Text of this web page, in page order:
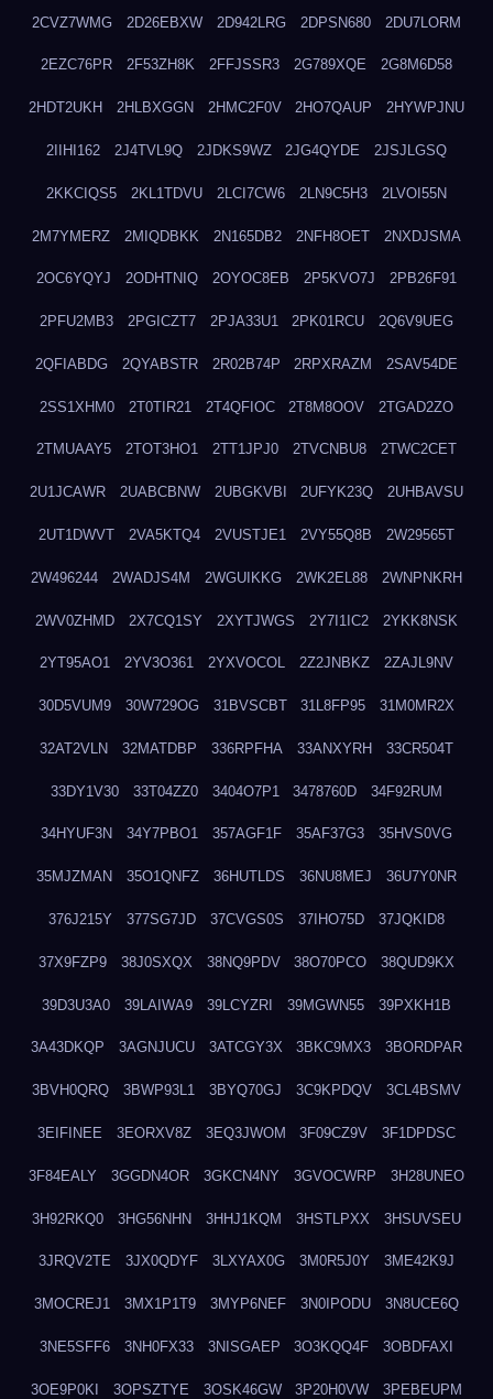
2CVZ7WMG 2D26EBXW 2D942LRG 2DPSN680 2DU7LORM
2EZC76PR 2F53ZH8K 2FFJSSR3 2G789XQE 2G8M6D58
2HDT2UKH 2HLBXGGN 2HMC2F0V 2HO7QAUP 2HYWPJNU
2IIHI162 2J4TVL9Q 2JDKS9WZ 2JG4QYDE 2JSJLGSQ
2KKCIQS5 2KL1TDVU 2LCI7CW6 2LN9C5H3 2LVOI55N
2M7YMERZ 2MIQDBKK 2N165DB2 2NFH8OET 2NXDJSMA
2OC6YQYJ 2ODHTNIQ 2OYOC8EB 2P5KVO7J 2PB26F91
2PFU2MB3 2PGICZT7 2PJA33U1 2PK01RCU 2Q6V9UEG
2QFIABDG 2QYABSTR 2R02B74P 2RPXRAZM 2SAV54DE
2SS1XHM0 2T0TIR21 2T4QFIOC 2T8M8OOV 2TGAD2ZO
2TMUAAY5 2TOT3HO1 2TT1JPJ0 2TVCNBU8 2TWC2CET
2U1JCAWR 2UABCBNW 2UBGKVBI 2UFYK23Q 2UHBAVSU
2UT1DWVT 2VA5KTQ4 2VUSTJE1 2VY55Q8B 2W29565T
2W496244 2WADJS4M 2WGUIKKG 2WK2EL88 2WNPNKRH
2WV0ZHMD 2X7CQ1SY 2XYTJWGS 2Y7I1IC2 2YKK8NSK
2YT95AO1 2YV3O361 2YXVOCOL 2Z2JNBKZ 2ZAJL9NV
30D5VUM9 30W729OG 31BVSCBT 31L8FP95 31M0MR2X
32AT2VLN 32MATDBP 336RPFHA 33ANXYRH 33CR504T
33DY1V30 33T04ZZ0 3404O7P1 3478760D 34F92RUM
34HYUF3N 34Y7PBO1 357AGF1F 35AF37G3 35HVS0VG
35MJZMAN 35O1QNFZ 36HUTLDS 36NU8MEJ 36U7Y0NR
376J215Y 377SG7JD 37CVGS0S 37IHO75D 37JQKID8
37X9FZP9 38J0SXQX 38NQ9PDV 38O70PCO 38QUD9KX
39D3U3A0 39LAIWA9 39LCYZRI 39MGWN55 39PXKH1B
3A43DKQP 3AGNJUCU 3ATCGY3X 3BKC9MX3 3BORDPAR
3BVH0QRQ 3BWP93L1 3BYQ70GJ 3C9KPDQV 3CL4BSMV
3EIFINEE 3EORXV8Z 3EQ3JWOM 3F09CZ9V 3F1DPDSC
3F84EALY 3GGDN4OR 3GKCN4NY 3GVOCWRP 3H28UNEO
3H92RKQ0 3HG56NHN 3HHJ1KQM 3HSTLPXX 3HSUVSEU
3JRQV2TE 3JX0QDYF 3LXYAX0G 3M0R5J0Y 3ME42K9J
3MOCREJ1 3MX1P1T9 3MYP6NEF 3N0IPODU 3N8UCE6Q
3NE5SFF6 3NH0FX33 3NISGAEP 3O3KQQ4F 3OBDFAXI
3OE9P0KI 3OPSZTYE 3OSK46GW 3P20H0VW 3PEBEUPM